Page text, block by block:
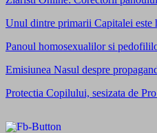
Unul dintre primarii Capitalei
Panoul homosexualilor si
Emisiunea Nasul despre
Protectia Copilului, sesizata de